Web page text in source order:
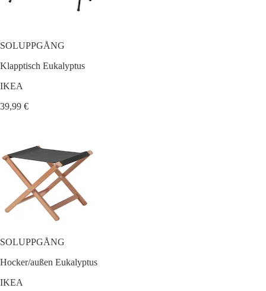
SOLUPPGÅNG
Klapptisch Eukalyptus
IKEA
39,99 €
SOLUPPGÅNG
Hocker/außen Eukalyptus
IKEA